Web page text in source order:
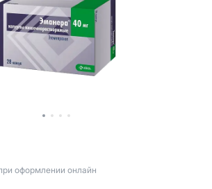
оформлении онлайн